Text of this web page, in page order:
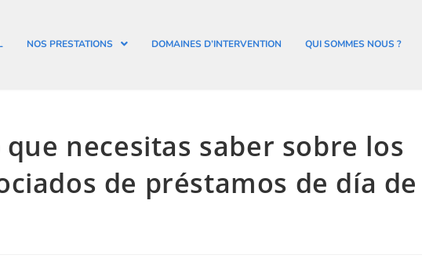
NOS PRESTATIONS DOMAINES D’INTERVENTION QUI SOMMES NOUS ?
necesitas saber sobre los
de préstamos de día de